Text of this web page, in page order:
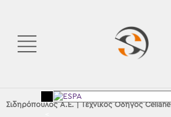
Σιδηρόπουλος Α.Ε.|Τεχνικός Οδηγός Celiane